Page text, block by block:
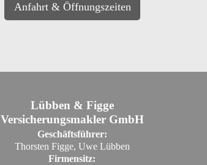
Anfahrt & Öffnungszeiten
Lübben & Figge
Versicherungsmakler GmbH
Geschäftsführer:
Thorsten Figge, Uwe Lübben
Firmensitz: